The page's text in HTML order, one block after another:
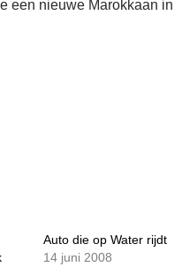
een nieuwe Marokkaan in
Auto die op Water rijdt
14 juni 2008